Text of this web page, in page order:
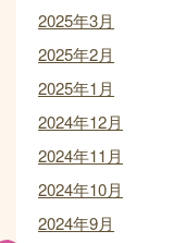
2025年3月
2025年2月
2025年1月
2024年12月
2024年11月
2024年10月
2024年9月